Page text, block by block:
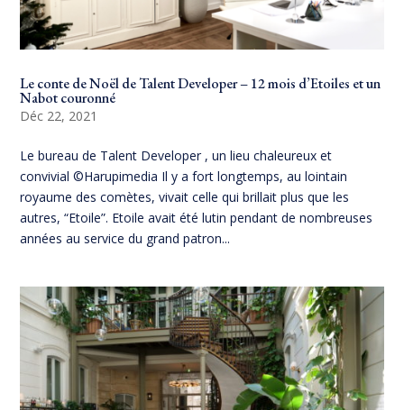
Le conte de Noël de Talent Developer – 12 mois d’Etoiles et un
Nabot couronné
Déc 22, 2021
Le bureau de Talent Developer , un lieu chaleureux et
convivial ©Harupimedia Il y a fort longtemps, au lointain
royaume des comètes, vivait celle qui brillait plus que les
autres, “Etoile”. Etoile avait été lutin pendant de nombreuses
années au service du grand patron...